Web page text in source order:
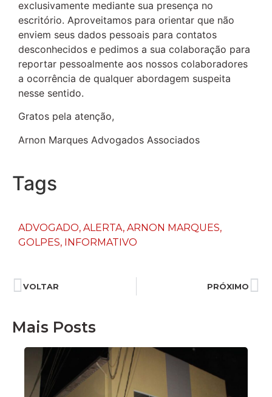
exclusivamente mediante sua presença no
escritório. Aproveitamos para orientar que não
enviem seus dados pessoais para contatos
desconhecidos e pedimos a sua colaboração para
reportar pessoalmente aos nossos colaboradores
a ocorrência de qualquer abordagem suspeita
nesse sentido.
Gratos pela atenção,
Arnon Marques Advogados Associados
Tags
ADVOGADO, ALERTA, ARNON MARQUES,
GOLPES, INFORMATIVO
VOLTAR PRÓXIMO
Mais Posts